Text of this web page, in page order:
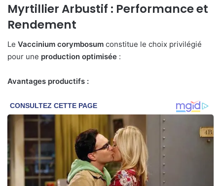
Myrtillier Arbustif : Performance et
Rendement
Le Vaccinium corymbosum constitue le choix privilégié
pour une production optimisée :
Avantages productifs :